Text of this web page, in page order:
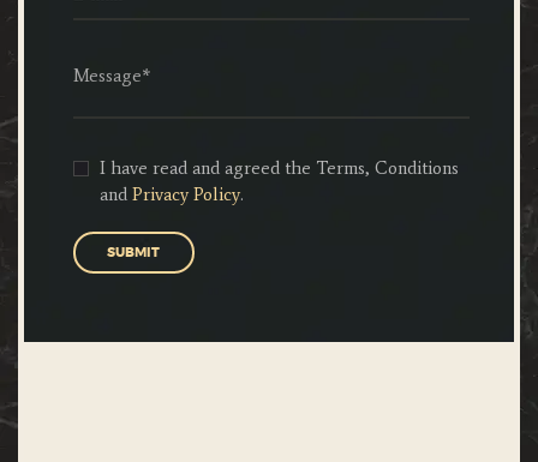
I have read and agreed the Terms, Conditions
andPrivacy Policy.